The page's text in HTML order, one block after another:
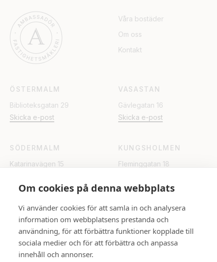
Om cookies på denna webbplats
Vi använder cookies för att samla in och analysera
information om webbplatsens prestanda och
användning, för att förbättra funktioner kopplade till
sociala medier och för att förbättra och anpassa
innehåll och annonser.
Våra bostäder
Om oss
Kontakt
ÖSTERMALM
Biblioteksgatan 29
Skicka e-post
VASASTAN
Gävlegatan 16
Skicka e-post
SÖDERMALM
Katarinavägen 15
KUNGSHOLMEN
Fleminggatan 18
UPPSALA
Rådhuset
Skicka e-post